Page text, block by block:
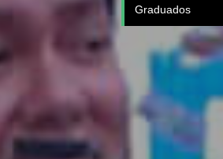
Graduados